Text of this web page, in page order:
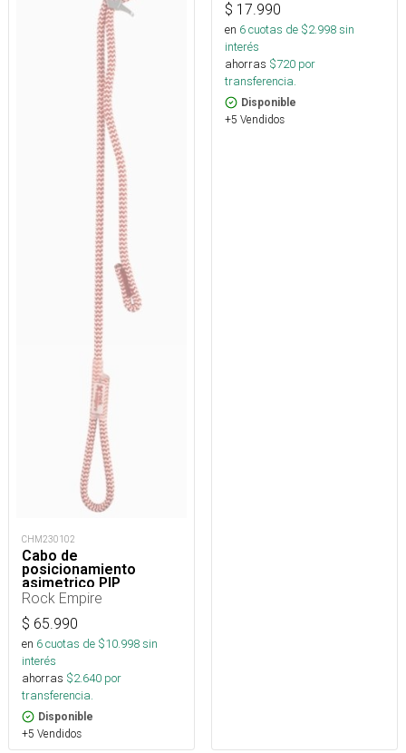
CHM230102
Cabo de
posicionamiento
asimetrico PIP
regulable 15 a 85 cm
Rock Empire
$ 65.990
en 6cuotas de $10.998sin
interés
ahorras $2.640 por
transferencia.
Disponible
+5 Vendidos
$ 17.990
en 6cuotas de $2.998sin
interés
ahorras $720 por
transferencia.
Disponible
+5 Vendidos